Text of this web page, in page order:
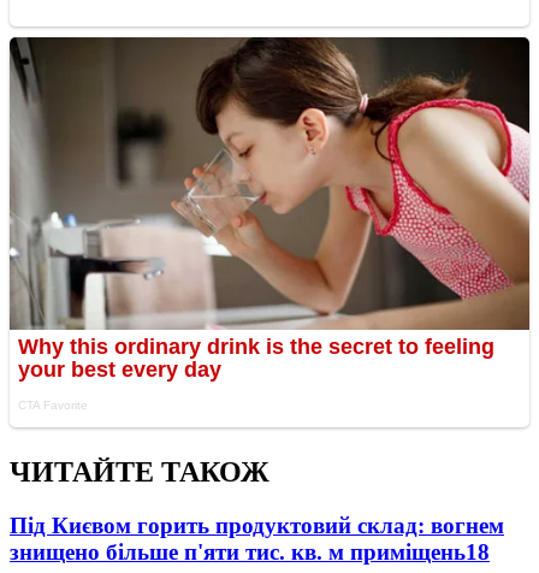
ЧИТАЙТЕ ТАКОЖ
Під Києвом горить продуктовий склад: вогнем
знищено більше п'яти тис. кв. м приміщень18